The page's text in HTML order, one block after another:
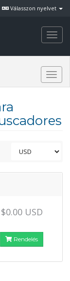
Válasszon nyelvet
$0.00 USD
Rendelés